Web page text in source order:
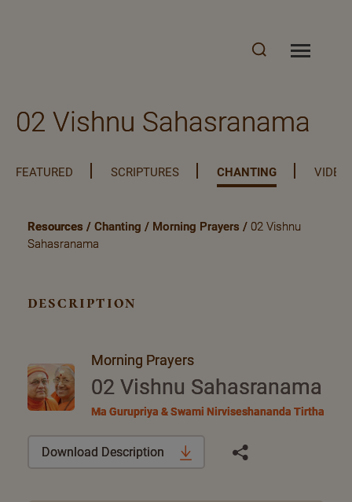
02 Vishnu Sahasranama
FEATURED SCRIPTURES CHANTING VIDEO
Resources / Chanting / Morning Prayers / 02 Vishnu
Sahasranama
description
Morning Prayers
02 Vishnu Sahasranama
Ma Gurupriya & Swami Nirviseshananda Tirtha
Download Description